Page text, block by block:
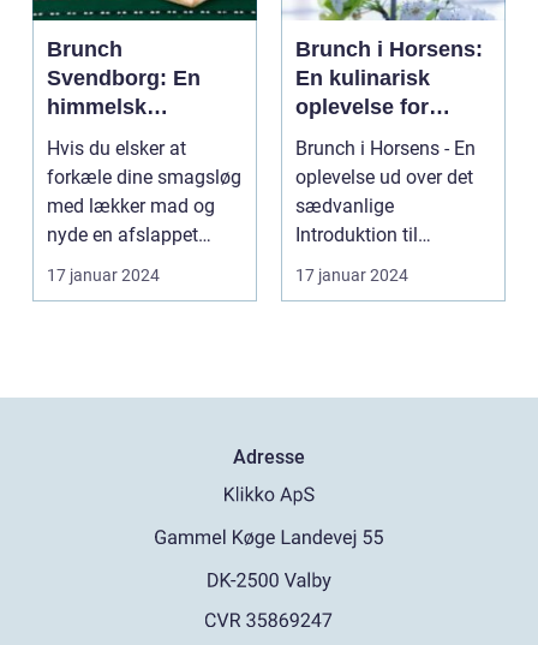
Brunch
Svendborg: En
himmelsk
oplevelse i hjertet
af Danmark
Hvis du elsker at
forkæle dine smagsløg
med lækker mad og
nyde en afslappet
atmosfære, så er
brunch ...
17 januar 2024
Brunch i Horsens:
En kulinarisk
oplevelse for
eventyrrejsende
og backpackere
Brunch i Horsens - En
oplevelse ud over det
sædvanlige
Introduktion til
brunchkulturen i
17 januar 2024
Adresse